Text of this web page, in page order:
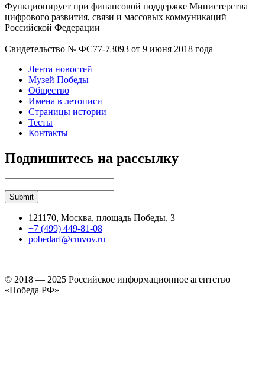
Функционирует при финансовой поддержке Министерства
цифрового развития, связи и массовых коммуникаций
Российской Федерации
Свидетельство № ФС77-73093 от 9 июня 2018 года
Лента новостей
Музей Победы
Общество
Имена в летописи
Страницы истории
Тесты
Контакты
Подпишитесь на рассылку
121170, Москва, площадь Победы, 3
+7 (499) 449-81-08
pobedarf@cmvov.ru
© 2018 — 2025 Российское информационное агентство
«Победа РФ»